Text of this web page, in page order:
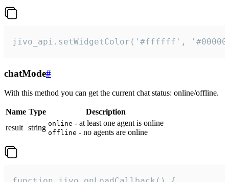
jivo_api.setWidgetColor('#ffffff',
chatMode#
With this method you can get the current chat status: online/offline.
Name Type
Description
result string online - at least one agent is online
offline - no agents are online